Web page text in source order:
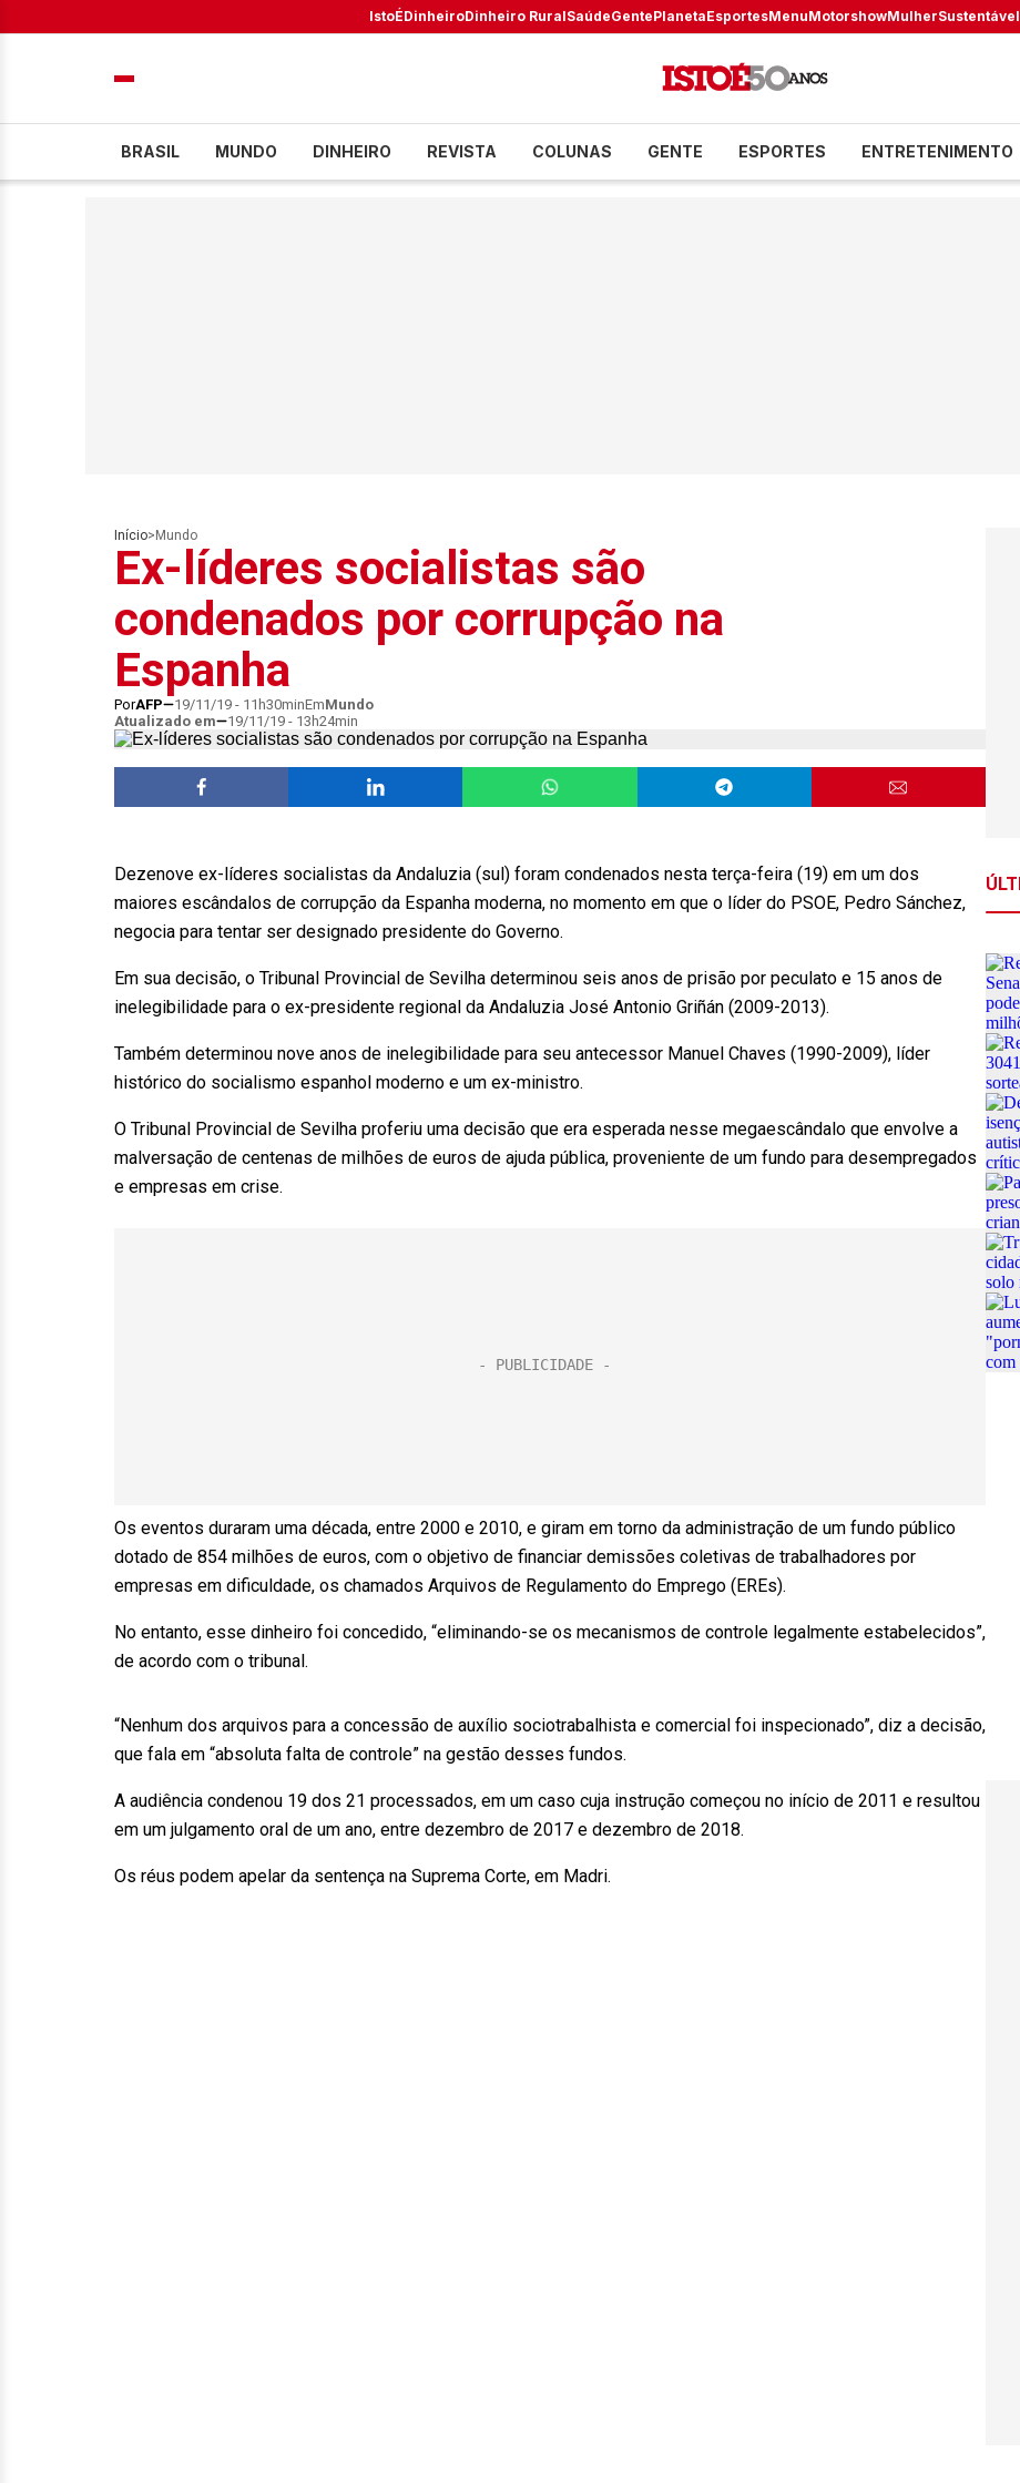
IstoÉDinheiroDinheiro RuralSaúdeGentePlanetaEsportesMenuMotorshowMulherSustentável
BRASIL MUNDO DINHEIRO REVISTA COLUNAS GENTE ESPORTES ENTRETENIMENTO
Início> Mundo
Ex-líderes socialistas são
condenados por corrupção na
Espanha
PorAFP 19/11/19 - 11h30minEmMundo
Atualizado em
19/11/19 - 13h24min
Dezenove ex-líderes socialistas da Andaluzia (sul) foram condenados nesta terça-feira (19) em um dos
maiores escândalos de corrupção da Espanha moderna, no momento em que o líder do PSOE, Pedro Sánchez,
negocia para tentar ser designado presidente do Governo.
Em sua decisão, o Tribunal Provincial de Sevilha determinou seis anos de prisão por peculato e 15 anos de
inelegibilidade para o ex-presidente regional da Andaluzia José Antonio Griñán (2009-2013).
Também determinou nove anos de inelegibilidade para seu antecessor Manuel Chaves (1990-2009), líder
histórico do socialismo espanhol moderno e um ex-ministro.
O Tribunal Provincial de Sevilha proferiu uma decisão que era esperada nesse megaescândalo que envolve a
malversação de centenas de milhões de euros de ajuda pública, proveniente de um fundo para desempregados
e empresas em crise.
Os eventos duraram uma década, entre 2000 e 2010, e giram em torno da administração de um fundo público
dotado de 854 milhões de euros, com o objetivo de financiar demissões coletivas de trabalhadores por
empresas em dificuldade, os chamados Arquivos de Regulamento do Emprego (EREs).
No entanto, esse dinheiro foi concedido, “eliminando-se os mecanismos de controle legalmente estabelecidos”,
de acordo com o tribunal.
“Nenhum dos arquivos para a concessão de auxílio sociotrabalhista e comercial foi inspecionado”, diz a decisão,
que fala em “absoluta falta de controle” na gestão desses fundos.
A audiência condenou 19 dos 21 processados, em um caso cuja instrução começou no início de 2011 e resultou
em um julgamento oral de um ano, entre dezembro de 2017 e dezembro de 2018.
Os réus podem apelar da sentença na Suprema Corte, em Madri.